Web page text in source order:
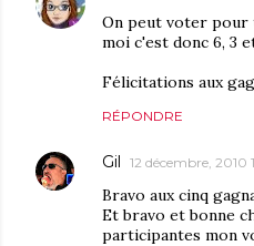
On peut voter pour
moi c'est donc 6, 3
Félicitations aux
RÉPONDRE
Gil 12 décembre, 2010
Bravo aux cinq
Et bravo et bonne
participantes mon